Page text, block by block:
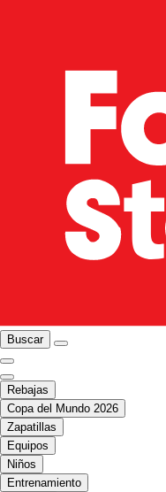
Buscar
Rebajas
Copa del Mundo 2026
Zapatillas
Equipos
Niños
Entrenamiento